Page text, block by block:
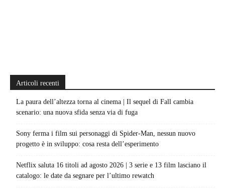
Articoli recenti
La paura dell’altezza torna al cinema | Il sequel di Fall cambia
scenario: una nuova sfida senza via di fuga
Sony ferma i film sui personaggi di Spider-Man, nessun nuovo
progetto è in sviluppo: cosa resta dell’esperimento
Netflix saluta 16 titoli ad agosto 2026 | 3 serie e 13 film lasciano il
catalogo: le date da segnare per l’ultimo rewatch